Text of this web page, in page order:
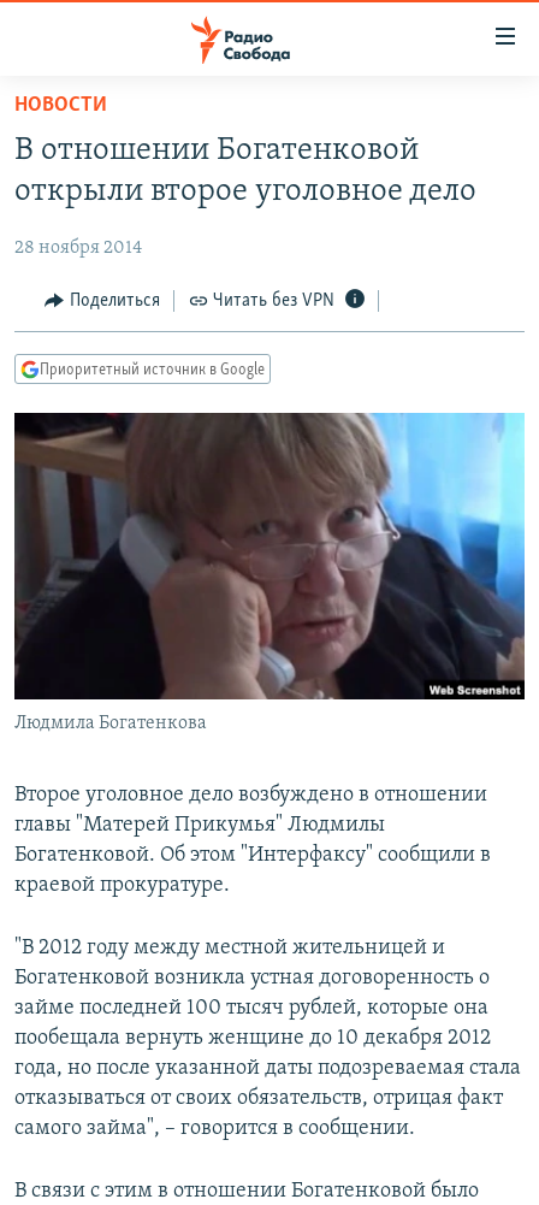
упрощенного
доступа
основному
Вернутся
главной
навигации
Вернутся
поиску
АВТОРСКИЕ ПРОЕКТЫ
ЦИТАТЫ СВОБОДЫ
МНЕНИЯ
IDEL.РЕАЛИИ
КАВКАЗ.РЕАЛИИ
СЕВЕР.РЕАЛИИ
СИБИРЬ.РЕАЛИИ
РАСПИСАНИЕ ВЕЩАНИЯ
ПОДПИШИТЕСЬ НА РАССЫЛКУ
СОЦИАЛЬНЫЕ СЕТИ
Все сайты РСЕ/РС
НОВОСТИ
В отношении Богатенковой
открыли второе уголовное дело
28 ноября 2014
Поделиться Читать без VPN
Приоритетный источник в Google
Людмила Богатенкова
Второе уголовное дело возбуждено в отношении
главы "Матерей Прикумья" Людмилы
Богатенковой. Об этом "Интерфаксу" сообщили в
краевой прокуратуре.
"В 2012 году между местной жительницей и
Богатенковой возникла устная договоренность о
займе последней 100 тысяч рублей, которые она
пообещала вернуть женщине до 10 декабря 2012
года, но после указанной даты подозреваемая стала
отказываться от своих обязательств, отрицая факт
самого займа", – говорится в сообщении.
В связи с этим в отношении Богатенковой было